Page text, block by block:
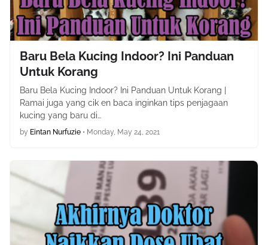
Baru Bela Kucing Indoor? Ini Panduan
Untuk Korang
Baru Bela Kucing Indoor? Ini Panduan Untuk Korang |
Ramai juga yang cik en baca inginkan tips penjagaan
kucing yang baru di…
by Eintan Nurfuzie • Monday, May 24, 2021